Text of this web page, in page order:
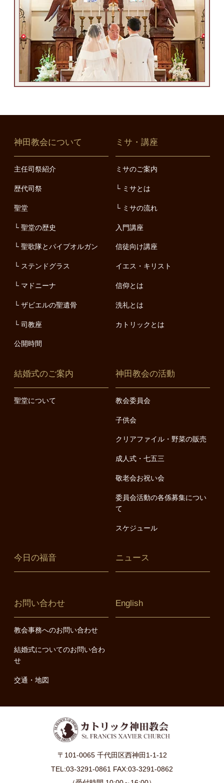
神田教会について
主任司祭紹介
歴代司祭
聖堂
聖堂の歴史
聖歌隊とパイプオルガン
ステンドグラス
マドニーナ
ザビエルの聖遺骨
司教座
公開時間
ミサ・講座
ミサのご案内
ミサとは
ミサの流れ
入門講座
信徒向け講座
イエス・キリスト
信仰とは
洗礼とは
カトリックとは
結婚式のご案内
聖堂について
神田教会の活動
教会委員会
子供会
クリアファイル・野菜の販売
成人式・七五三
敬老会お祝い会
委員会活動の各係募集につい
て
スケジュール
今日の福音 ニュース
お問い合わせ
教会事務へのお問い合わせ
結婚式についてのお問い合わ
せ
交通・地図
English
〒101-0065 千代田区西神田1-1-12
TEL:03-3291-0861 FAX:03-3291-0862